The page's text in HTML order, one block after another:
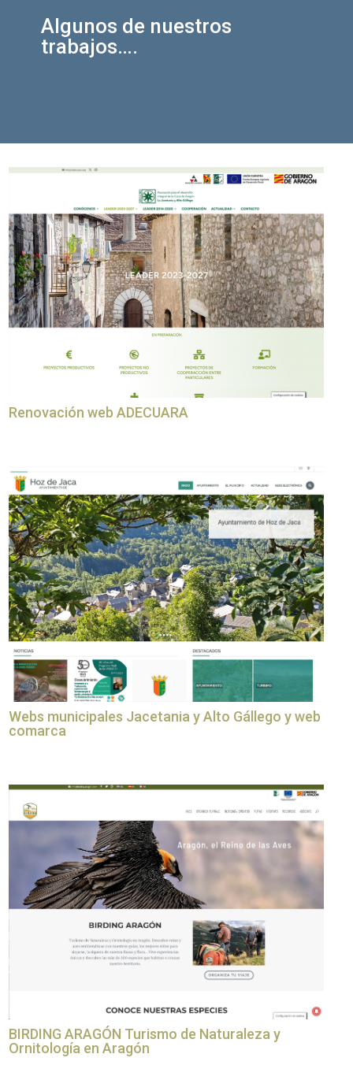
Algunos de nuestros
trabajos….
Renovación web ADECUARA
Webs municipales Jacetania y Alto Gállego y web
comarca
BIRDING ARAGÓN Turismo de Naturaleza y
Ornitología en Aragón